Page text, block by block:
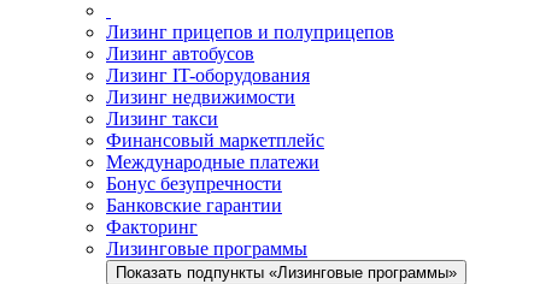
Лизинг прицепов и полуприцепов
Лизинг автобусов
Лизинг IT-оборудования
Лизинг недвижимости
Лизинг такси
Финансовый маркетплейс
Международные платежи
Бонус безупречности
Банковские гарантии
Факторинг
Лизинговые программы
Показать подпункты «Лизинговые программы»